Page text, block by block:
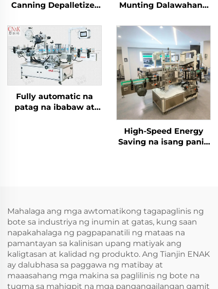
Canning Depalletizer
Salamin, Palletizer
para sa Napunan na
Lata, Mesin
Depalletizer ENKM-02-
X
Munting Dalawahang
Flat Self-Adhesive
Sticker Labeling
Machine
Fully automatic na
patag na ibabaw at
High-Speed Energy
Saving na isang panig
Mahalaga ang mga awtomatikong tagapaglinis ng
bote sa industriya ng inumin at gatas, kung saan
napakahalaga ng pagpapanatili ng mataas na
pamantayan sa kalinisan upang matiyak ang
kaligtasan at kalidad ng produkto. Ang Tianjin ENAK
ay dalubhasa sa paggawa ng matibay at
maaasahang mga makina sa paglilinis ng bote na
tugma sa mahigpit na mga pangangailangan gamit